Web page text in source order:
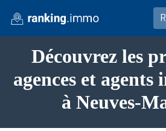
Découvrez les
agences et
à Neuves-